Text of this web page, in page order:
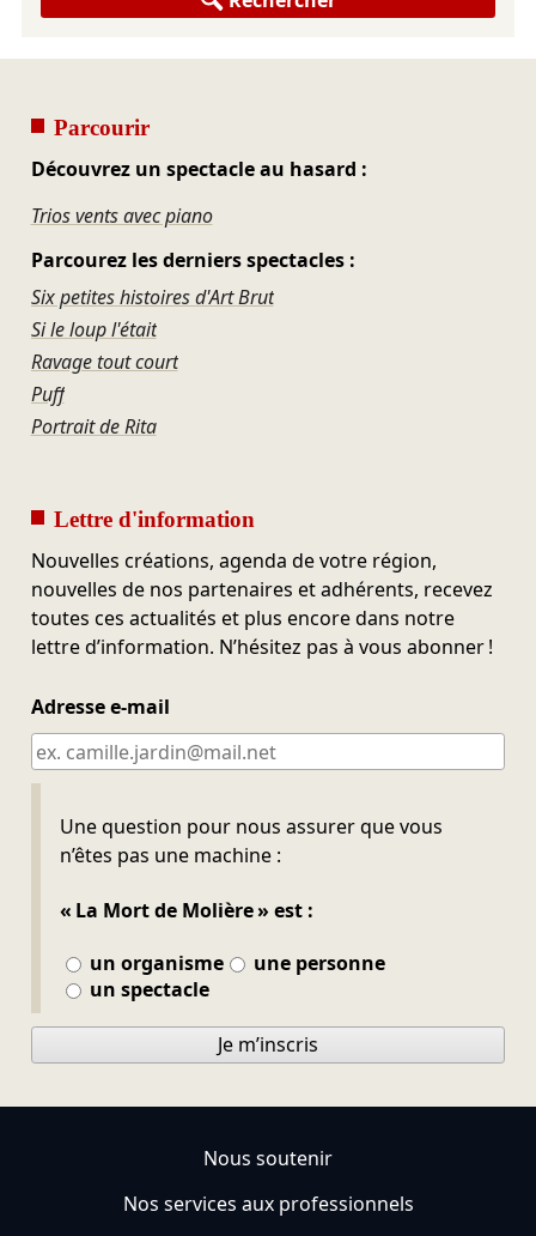
Parcourir
Découvrez un spectacle au hasard :
Trios vents avec piano
Parcourez les derniers spectacles :
Six petites histoires d'Art Brut
Si le loup l'était
Ravage tout court
Puff
Portrait de Rita
Lettre d'information
Nouvelles créations, agenda de votre région,
nouvelles de nos partenaires et adhérents, recevez
toutes ces actualités et plus encore dans notre
lettre d’information. N’hésitez pas à vous abonner !
Adresse e-mail
Une question pour nous assurer que vous
n’êtes pas une machine :
« La Mort de Molière » est :
un organisme
une personne
un spectacle
Ne pas remplir
Je m’inscris
Nous soutenir
Nos services aux professionnels